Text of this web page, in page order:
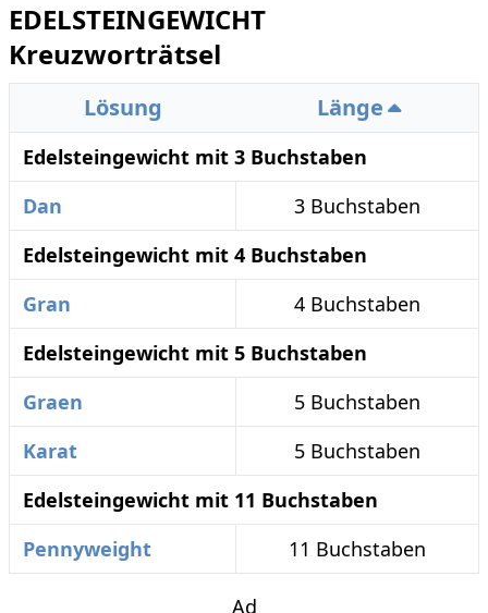
EDELSTEINGEWICHT
Kreuzworträtsel
Lösung Länge
Edelsteingewicht mit 3 Buchstaben
Dan
3 Buchstaben
Edelsteingewicht mit 4 Buchstaben
Gran
4 Buchstaben
Edelsteingewicht mit 5 Buchstaben
Graen
5 Buchstaben
Karat
5 Buchstaben
Edelsteingewicht mit 11 Buchstaben
Pennyweight
11 Buchstaben
Ad